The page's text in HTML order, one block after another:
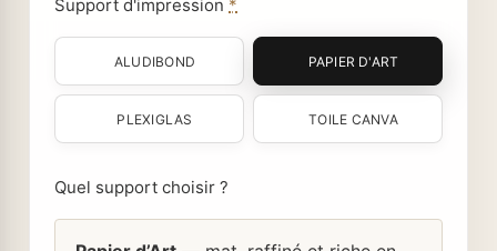
Support d'impression *
ALUDIBOND PAPIER D'ART
PLEXIGLAS TOILE CANVA
Quel support choisir ?